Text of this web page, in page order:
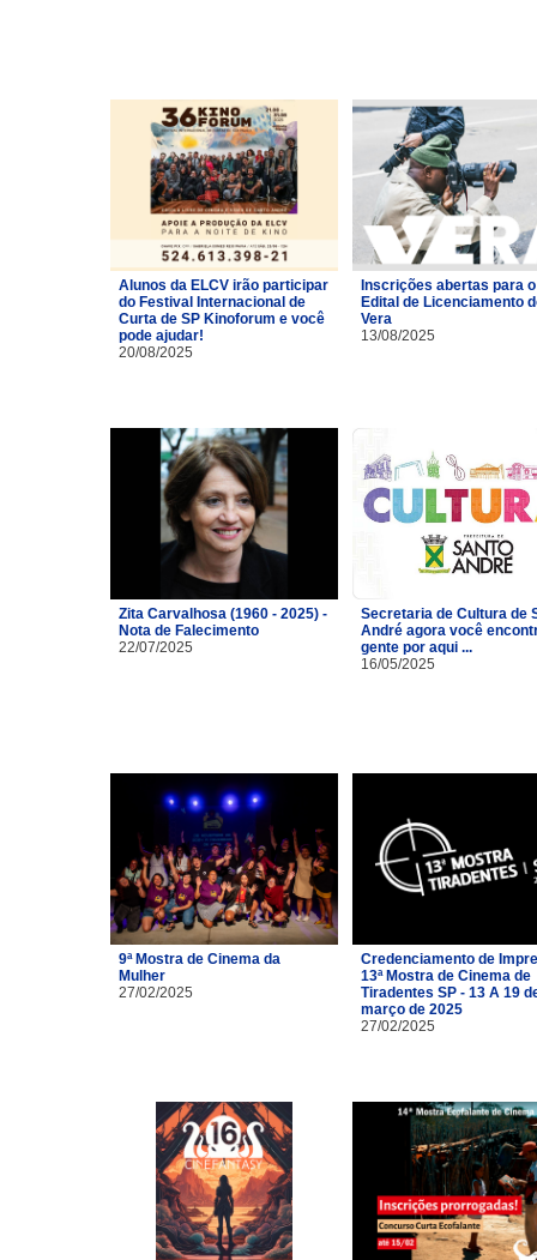
Alunos da ELCV irão participar
do Festival Internacional de
Curta de SP Kinoforum e você
pode ajudar!
20/08/2025
Inscrições abertas para o
Edital de Licenciamento
Vera
13/08/2025
Zita Carvalhosa (1960 - 2025) -
Nota de Falecimento
22/07/2025
Secretaria de Cultura de
André agora você
gente por aqui ...
16/05/2025
9ª Mostra de Cinema da
Mulher
27/02/2025
Credenciamento de
13ª Mostra de Cinema de
Tiradentes SP - 13 A 19
março de 2025
27/02/2025